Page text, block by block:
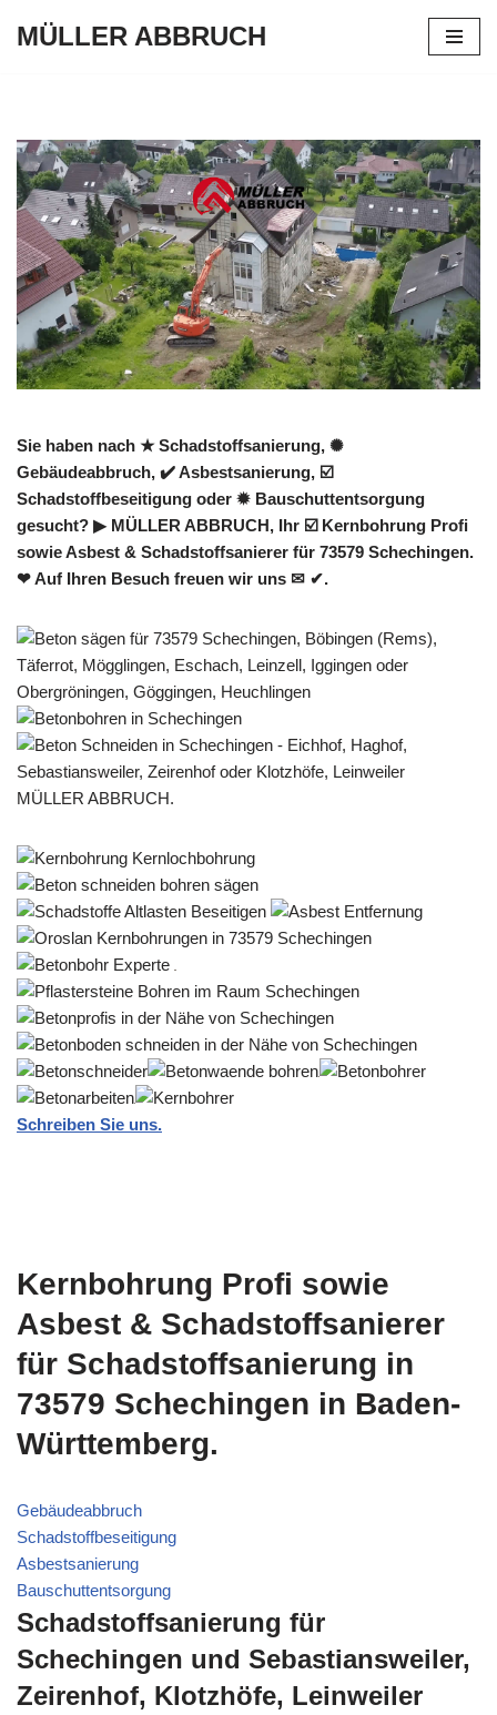
MÜLLER ABBRUCH
Sie haben nach ★ Schadstoffsanierung, ✺
Gebäudeabbruch, ✔️ Asbestsanierung, ☑️
Schadstoffbeseitigung oder ✹ Bauschuttentsorgung
gesucht? ▶︎ MÜLLER ABBRUCH, Ihr ☑️ Kernbohrung Profi
sowie Asbest & Schadstoffsanierer für 73579 Schechingen.
❤ Auf Ihren Besuch freuen wir uns ✉ ✔.
MÜLLER ABBRUCH.
Schreiben Sie uns.
Kernbohrung Profi sowie
Asbest & Schadstoffsanierer
für Schadstoffsanierung in
73579 Schechingen in Baden-
Württemberg.
Gebäudeabbruch
Schadstoffbeseitigung
Asbestsanierung
Bauschuttentsorgung
Schadstoffsanierung für
Schechingen und Sebastiansweiler,
Zeirenhof, Klotzhöfe, Leinweiler